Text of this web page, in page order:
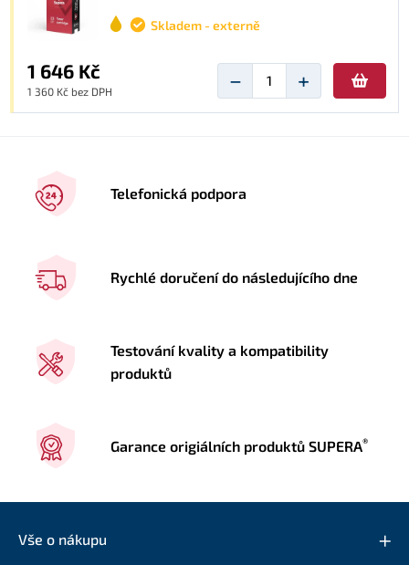
Skladem - externě
1 646 Kč
1 360 Kč bez DPH − +
Telefonická podpora
Rychlé doručení do následujícího dne
Testování kvality a kompatibility
produktů
Garance origiálních produktů SUPERA®
Vše o nákupu